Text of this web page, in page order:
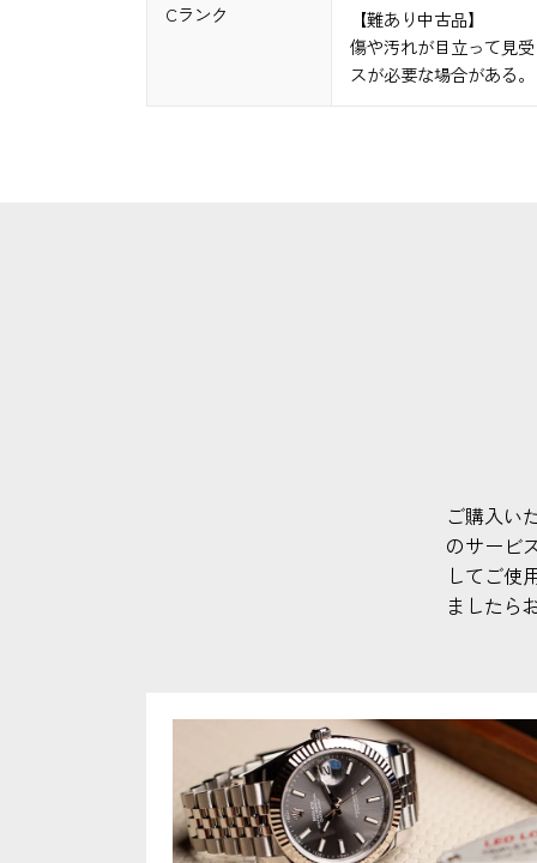
Cランク
【難あり中古品】
傷や汚れが目立って見
スが必要な場合がある。
ご購入い
のサービ
してご使
ましたら